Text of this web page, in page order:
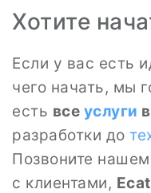
Хотите
Если у вас есть
чего начать, мы
есть все услуги
разработки до
Позвоните
с клиентами,